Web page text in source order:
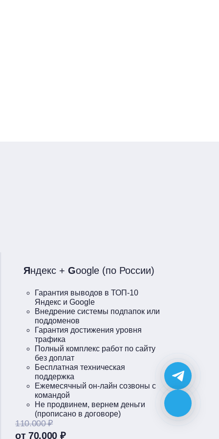
Яндекс + Google (по России)
Гарантия выводов в ТОП-10
Яндекс и Google
Внедрение системы подпапок или
поддоменов
Гарантия достижения уровня
трафика
Полный комплекс работ по сайту
без доплат
Бесплатная техническая
поддержка
Ежемесячный он-лайн созвоны с
командой
Не продвинем, вернем деньги
(прописано в договоре)
110.000 ₽
от 70.000 ₽